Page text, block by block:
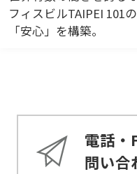
フィスビルTAIPEI 101の
「安心」を構築。
電話・
問い合